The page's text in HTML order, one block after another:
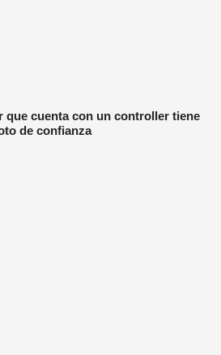
que cuenta con un controller tiene
de confianza